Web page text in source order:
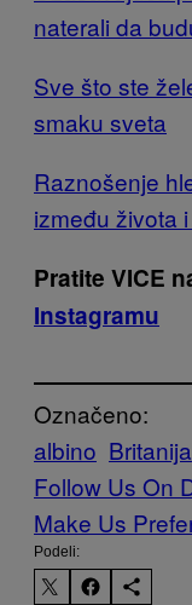
naterali da
Sve što ste
smaku sveta
Raznošenje
između života
Pratite VICE
Instagramu
Označeno:
albino Britanija
Follow Us On
Make Us
Podeli: